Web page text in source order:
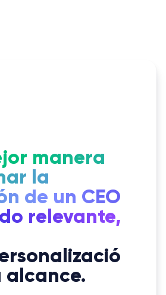
manera
la
de un CEO
relevante,
alcance.